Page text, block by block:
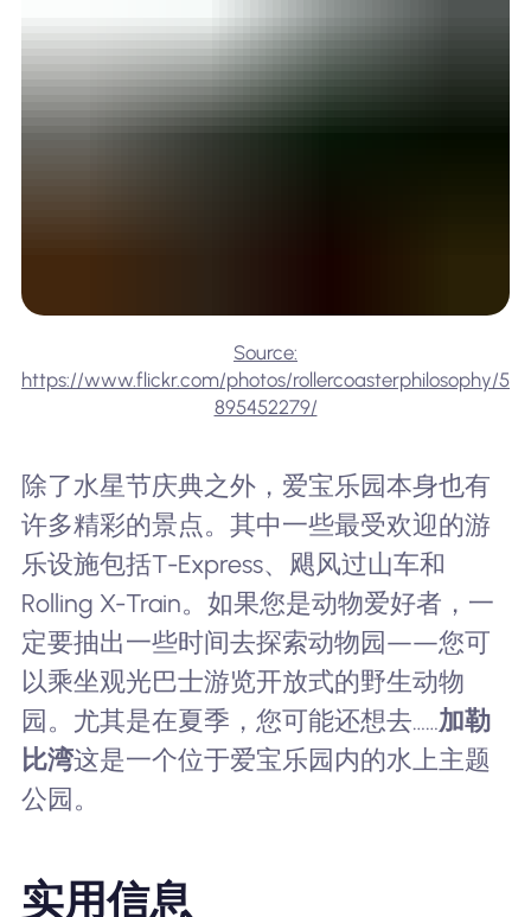
Source:
https://www.flickr.com/photos/rollercoasterphilosophy/5
895452279/
除了水星节庆典之外，爱宝乐园本身也有
许多精彩的景点。其中一些最受欢迎的游
乐设施包括T-Express、飓风过山车和
Rolling X-Train。如果您是动物爱好者，一
定要抽出一些时间去探索动物园——您可
以乘坐观光巴士游览开放式的野生动物
园。尤其是在夏季，您可能还想去……加勒
比湾这是一个位于爱宝乐园内的水上主题
公园。
实用信息